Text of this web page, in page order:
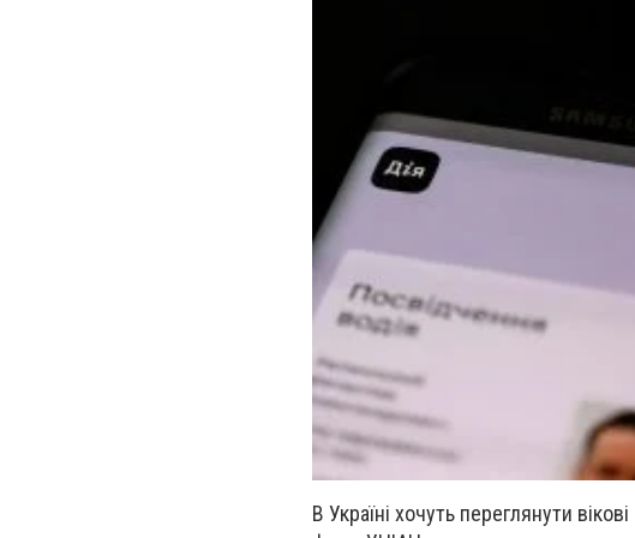
В Україні хочуть переглянути